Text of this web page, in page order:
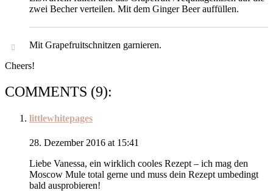
zwei Becher verteilen. Mit dem Ginger Beer auffüllen.
Mit Grapefruitschnitzen garnieren.
Cheers!
COMMENTS (9):
littlewhitepages
28. Dezember 2016 at 15:41
Liebe Vanessa, ein wirklich cooles Rezept – ich mag den
Moscow Mule total gerne und muss dein Rezept umbedingt
bald ausprobieren!